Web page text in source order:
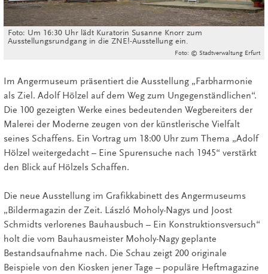
Foto: Um 16:30 Uhr lädt Kuratorin Susanne Knorr zum
Ausstellungsrundgang in die ZNE!-Ausstellung ein.
Foto: © Stadtverwaltung Erfurt
Im Angermuseum präsentiert die Ausstellung „Farbharmonie
als Ziel. Adolf Hölzel auf dem Weg zum Ungegenständlichen“.
Die 100 gezeigten Werke eines bedeutenden Wegbereiters der
Malerei der Moderne zeugen von der künstlerische Vielfalt
seines Schaffens. Ein Vortrag um 18:00 Uhr zum Thema „Adolf
Hölzel weitergedacht – Eine Spurensuche nach 1945“ verstärkt
den Blick auf Hölzels Schaffen.
Die neue Ausstellung im Grafikkabinett des Angermuseums
„Bildermagazin der Zeit. László Moholy-Nagys und Joost
Schmidts verlorenes Bauhausbuch – Ein Konstruktionsversuch“
holt die vom Bauhausmeister Moholy-Nagy geplante
Bestandsaufnahme nach. Die Schau zeigt 200 originale
Beispiele von den Kiosken jener Tage – populäre Heftmagazine